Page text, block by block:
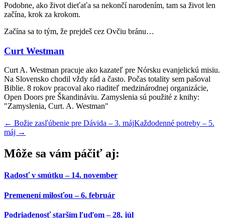
Podobne, ako život dieťaťa sa nekončí narodením, tam sa život len
začína, krok za krokom.
Začína sa to tým, že prejdeš cez Ovčiu bránu…
Curt Westman
Curt A. Westman pracuje ako kazateľ pre Nórsku evanjelickú misiu.
Na Slovensko chodil vždy rád a často. Počas totality sem pašoval
Biblie. 8 rokov pracoval ako riaditeľ medzinárodnej organizácie,
Open Doors pre Škandináviu. Zamyslenia sú použité z knihy:
"Zamyslenia, Curt. A. Westman"
← Božie zasľúbenie pre Dávida – 3. májKaždodenné potreby – 5.
máj →
Môže sa vám páčiť aj:
Radosť v smútku – 14. november
Premenení milosťou – 6. február
Podriadenosť starším ľuďom – 28. júl